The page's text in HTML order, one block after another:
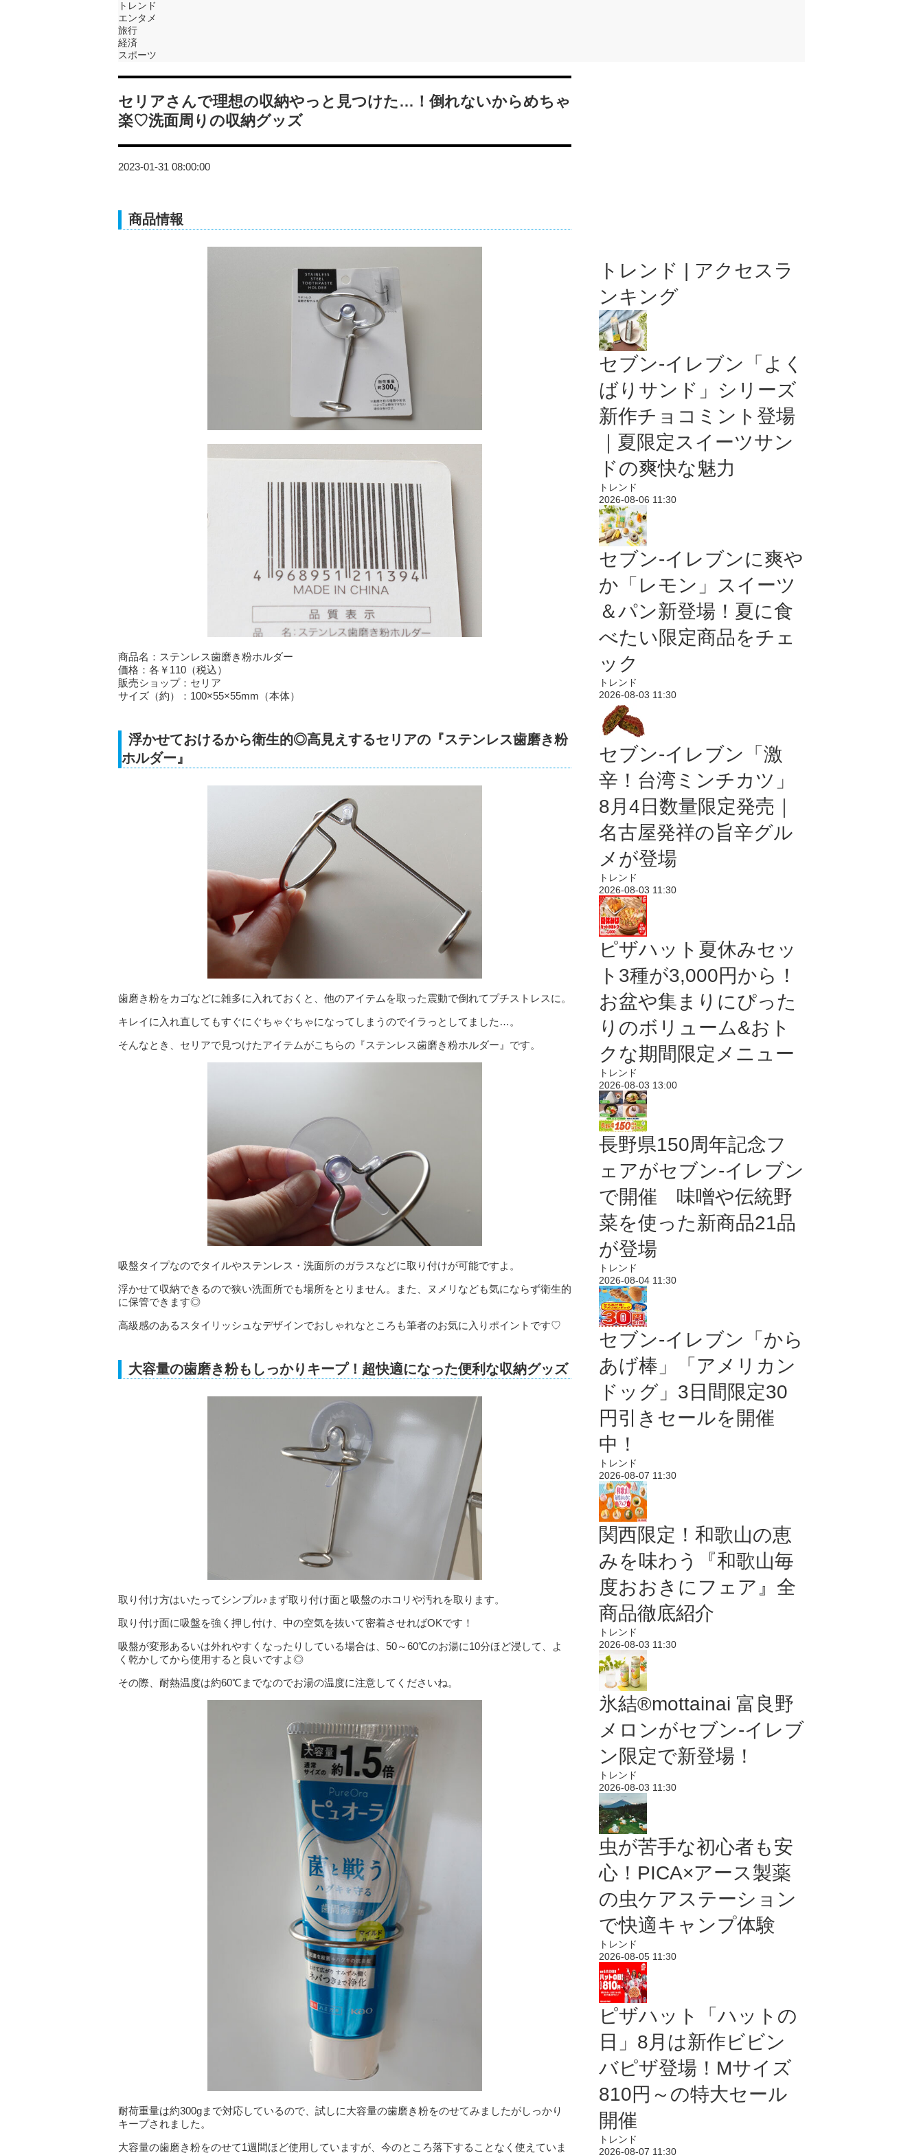
トレンド
エンタメ
旅行
経済
スポーツ
セリアさんで理想の収納やっと見つけた…！倒れないからめちゃ
楽♡洗面周りの収納グッズ
2023-01-31 08:00:00
商品情報
商品名：ステンレス歯磨き粉ホルダー
価格：各￥110（税込）
販売ショップ：セリア
サイズ（約）：100×55×55mm（本体）
浮かせておけるから衛生的◎高見えするセリアの『ステンレス歯磨き粉
ホルダー』
歯磨き粉をカゴなどに雑多に入れておくと、他のアイテムを取った震動で倒れてプチストレスに。
キレイに入れ直してもすぐにぐちゃぐちゃになってしまうのでイラっとしてました…。
そんなとき、セリアで見つけたアイテムがこちらの『ステンレス歯磨き粉ホルダー』です。
吸盤タイプなのでタイルやステンレス・洗面所のガラスなどに取り付けが可能ですよ。
浮かせて収納できるので狭い洗面所でも場所をとりません。また、ヌメリなども気にならず衛生的
に保管できます◎
高級感のあるスタイリッシュなデザインでおしゃれなところも筆者のお気に入りポイントです♡
大容量の歯磨き粉もしっかりキープ！超快適になった便利な収納グッズ
取り付け方はいたってシンプル♪まず取り付け面と吸盤のホコリや汚れを取ります。
取り付け面に吸盤を強く押し付け、中の空気を抜いて密着させればOKです！
吸盤が変形あるいは外れやすくなったりしている場合は、50～60℃のお湯に10分ほど浸して、よ
く乾かしてから使用すると良いですよ◎
その際、耐熱温度は約60℃までなのでお湯の温度に注意してくださいね。
耐荷重量は約300gまで対応しているので、試しに大容量の歯磨き粉をのせてみましたがしっかり
キープされました。
大容量の歯磨き粉をのせて1週間ほど使用していますが、今のところ落下することなく使えていま
トレンド | アクセスラ
ンキング
セブン‐イレブン「よく
ばりサンド」シリーズ
新作チョコミント登場
｜夏限定スイーツサン
ドの爽快な魅力
トレンド
2026-08-06 11:30
セブン‐イレブンに爽や
か「レモン」スイーツ
＆パン新登場！夏に食
べたい限定商品をチェ
ック
トレンド
2026-08-03 11:30
セブン-イレブン「激
辛！台湾ミンチカツ」
8月4日数量限定発売｜
名古屋発祥の旨辛グル
メが登場
トレンド
2026-08-03 11:30
ピザハット夏休みセッ
ト3種が3,000円から！
お盆や集まりにぴった
りのボリューム&おト
クな期間限定メニュー
トレンド
2026-08-03 13:00
長野県150周年記念フ
ェアがセブン-イレブン
で開催 味噌や伝統野
菜を使った新商品21品
が登場
トレンド
2026-08-04 11:30
セブン‐イレブン「から
あげ棒」「アメリカン
ドッグ」3日間限定30
円引きセールを開催
中！
トレンド
2026-08-07 11:30
関西限定！和歌山の恵
みを味わう『和歌山毎
度おおきにフェア』全
商品徹底紹介
トレンド
2026-08-03 11:30
氷結®mottainai 富良野
メロンがセブン‐イレブ
ン限定で新登場！
トレンド
2026-08-03 11:30
虫が苦手な初心者も安
心！PICA×アース製薬
の虫ケアステーション
で快適キャンプ体験
トレンド
2026-08-05 11:30
ピザハット「ハットの
日」8月は新作ビビン
バピザ登場！Mサイズ
810円～の特大セール
開催
トレンド
2026-08-07 11:30